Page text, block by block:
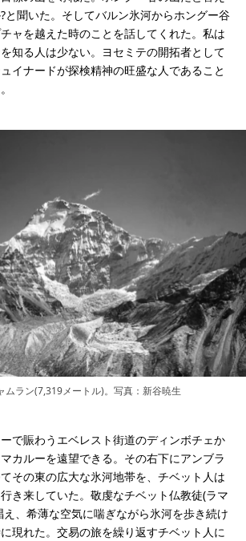
と聞いた。そしてバルン氷河からホングー谷
ャを越えた時のことを話してくれた。私は
知る人は少ない。ヨセミテの開拓者として
イナードが探検精神の旺盛な人であること
ムラン(7,319メートル)。写真：新谷暁生
で賑わうエベレスト街道のディンボチェか
カルーを遠望できる。その右下にアンブラ
その東の広大な氷河地帯を、チベット人は
き来していた。敬虔なチベット仏教徒(ラマ
、希薄な空気に喘ぎながら氷河を歩き続け
現れた。交易の旅を繰り返すチベット人に